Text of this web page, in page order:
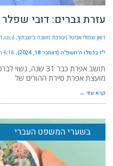
עזרת גברים: דובי שפלר
דואן שמולי אביטל (עורכת משנה ב'שבתון', avital@shabaton1.co,il)
י״ז בכסלו ה׳תשפ״ה (דצמבר 18, 2024) 6:16 pm
מועצת אפרת סיירת ההורים של
קרא עוד ←
בשערי המשפט העברי